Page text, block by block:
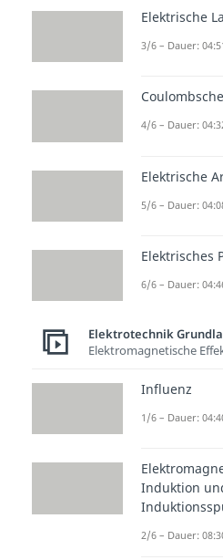
In diesem
zwei
elektrische
zwischen
Gravitation.
Studyflix
Nach
Studyflix zu
Elektrische
3/6 – Dauer:
4/6 – Dauer:
Elektrische
5/6 – Dauer:
Elektrisches
6/6 – Dauer:
Elektrotechnik
Elektromagnetische
Influenz
1/6 – Dauer:
Induktion
2/6 – Dauer: